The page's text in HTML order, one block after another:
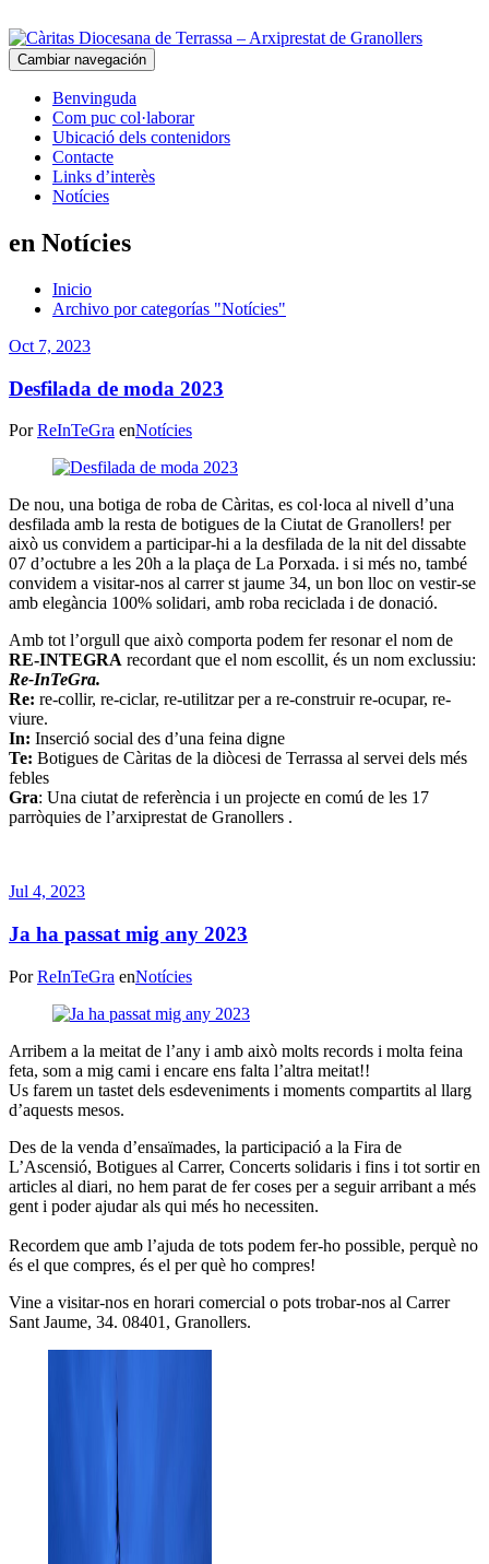
Cambiar navegación
Benvinguda
Com puc col·laborar
Ubicació dels contenidors
Contacte
Links d’interès
Notícies
en Notícies
Inicio
Archivo por categorías "Notícies"
Oct 7, 2023
Desfilada de moda 2023
PorReInTeGra enNotícies
De nou, una botiga de roba de Càritas, es col·loca al nivell d’una
desfilada amb la resta de botigues de la Ciutat de Granollers! per
això us convidem a participar-hi a la desfilada de la nit del dissabte
07 d’octubre a les 20h a la plaça de La Porxada. i si més no, també
convidem a visitar-nos al carrer st jaume 34, un bon lloc on vestir-se
amb elegància 100% solidari, amb roba reciclada i de donació.
Amb tot l’orgull que això comporta podem fer resonar el nom de
RE-INTEGRA recordant que el nom escollit, és un nom exclussiu:
Re-InTeGra.
Re: re-collir, re-ciclar, re-utilitzar per a re-construir re-ocupar, re-
viure.
In: Inserció social des d’una feina digne
Te: Botigues de Càritas de la diòcesi de Terrassa al servei dels més
febles
Gra: Una ciutat de referència i un projecte en comú de les 17
parròquies de l’arxiprestat de Granollers .
Jul 4, 2023
Ja ha passat mig any 2023
PorReInTeGra enNotícies
Arribem a la meitat de l’any i amb això molts records i molta feina
feta, som a mig cami i encare ens falta l’altra meitat!!
Us farem un tastet dels esdeveniments i moments compartits al llarg
d’aquests mesos.
Des de la venda d’ensaïmades, la participació a la Fira de
L’Ascensió, Botigues al Carrer, Concerts solidaris i fins i tot sortir en
articles al diari, no hem parat de fer coses per a seguir arribant a més
gent i poder ajudar als qui més ho necessiten.
Recordem que amb l’ajuda de tots podem fer-ho possible, perquè no
és el que compres, és el per què ho compres!
Vine a visitar-nos en horari comercial o pots trobar-nos al Carrer
Sant Jaume, 34. 08401, Granollers.